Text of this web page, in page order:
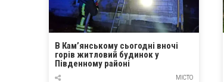
В Кам’янському сьогодні вночі
горів житловий будинок у
Південному районі
МІСТО